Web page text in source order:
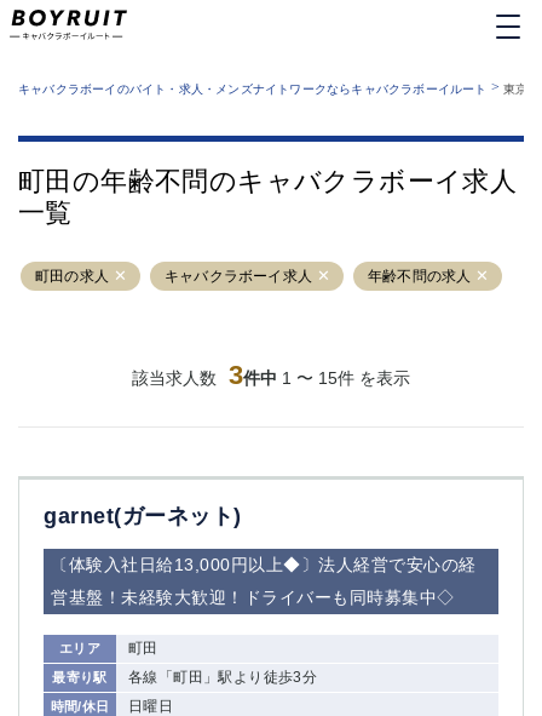
業種から探す
運営者情報
サイトマップ
キャバクラボーイのバイト・求人・メンズナイトワークならキャバクラボーイルート > 東京
町田の年齢不問のキャバクラボーイ求人
一覧
町田の求人 キャバクラボーイ求人 年齢不問の求人
該当求人数 3件中 1 〜 15件 を表示
garnet(ガーネット)
〔体験入社日給13,000円以上◆〕法人経営で安心の経
営基盤！未経験大歓迎！ドライバーも同時募集中◇
エリア 町田
最寄り駅 各線「町田」駅より徒歩3分
時間/休日 日曜日
六本木
池袋
渋谷
大和
立川
①六本木 ②西麻布
赤坂
高円寺
蒲田東口
多摩センター
立川（南口）
浜松町
西葛西
中野